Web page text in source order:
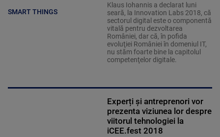
SMART THINGS
Klaus Iohannis a declarat luni
seară, la Innovation Labs 2018, că
sectorul digital este o componentă
vitală pentru dezvoltarea
României, dar că, în pofida
evoluţiei României în domeniul IT,
nu stăm foarte bine la capitolul
competenţelor digitale.
Experți și antreprenori vor
prezenta viziunea lor despre
viitorul tehnologiei la
iCEE.fest 2018